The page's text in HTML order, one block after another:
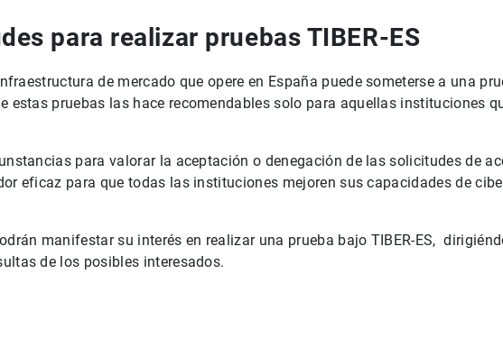
para realizar pruebas TIBER-ES
de mercado que opere en España puede someterse a una
estas pruebas las hace recomendables solo para aquellas instituciones
para valorar la aceptación o denegación de las solicitudes de
eficaz para que todas las instituciones mejoren sus capacidades de
manifestar su interés en realizar una prueba bajo TIBER-ES,
de los posibles interesados.